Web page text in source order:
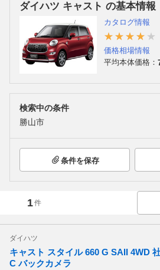
ダイハツ キャスト の基本情報
カタログ情報
価格相場情報
平均本体価格：
検索中の条件
勝山市
条件を保存
1件
ダイハツ
キャスト スタイル 660 G SAII 4WD
C バックカメラ